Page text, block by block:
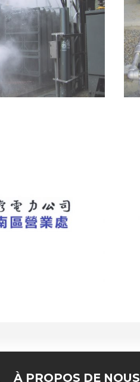
À PROPOS DE NOUS